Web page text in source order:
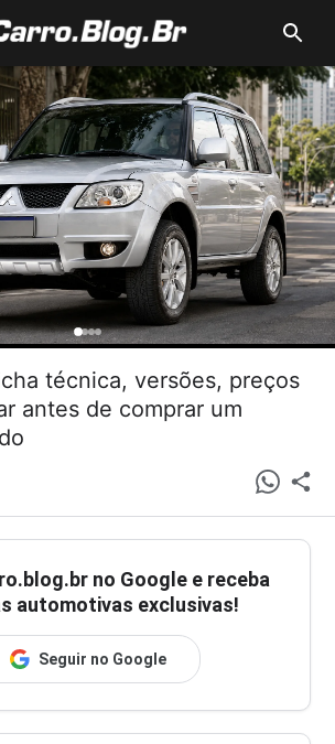
técnica, versões, preços
antes de comprar um
no Google e receba
automotivas exclusivas!
Seguir no Google